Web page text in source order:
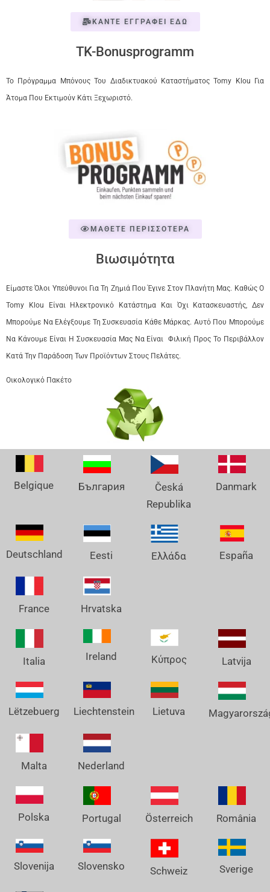
ΚΑΝΤΕ ΕΓΓΡΑΦΕΙ ΕΔΩ
TK-Bonusprogramm
Το Πρόγραμμα Μπόνους Του Διαδικτυακού Καταστήματος Tomy Klou Για
Άτομα Που Εκτιμούν Κάτι Ξεχωριστό.
ΜΑΘΕΤΕ ΠΕΡΙΣΣΟΤΕΡΑ
Βιωσιμότητα
Είμαστε Όλοι Υπεύθυνοι Για Τη Ζημιά Που Έγινε Στον Πλανήτη Μας. Καθώς Ο
Tomy Klou Είναι Ηλεκτρονικό Κατάστημα Και Όχι Κατασκευαστής, Δεν
Μπορούμε Να Ελέγξουμε Τη Συσκευασία Κάθε Μάρκας. Αυτό Που Μπορούμε
Να Κάνουμε Είναι Η Συσκευασία Μας Να Είναι Φιλική Προς Το Περιβάλλον
Κατά Την Παράδοση Των Προϊόντων Στους Πελάτες.
Οικολογικό Πακέτο
Belgique България
Česká
Republika
Danmark
Deutschland Eesti Ελλάδα España
France Hrvatska
Italia Ireland Κύπρος Latvija
Lëtzebuerg Liechtenstein Lietuva
Malta Nederland
Polska Portugal Österreich România
Slovenija Slovensko Schweiz Sverige